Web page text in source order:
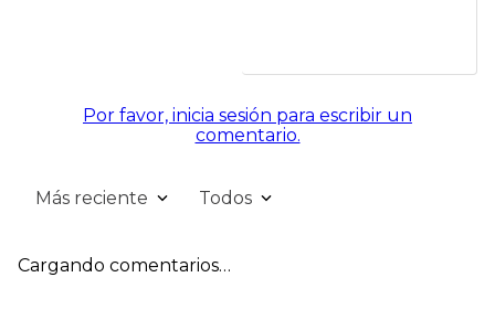
Por favor, inicia sesión para escribir un
comentario.
Más reciente Todos
Cargando comentarios…